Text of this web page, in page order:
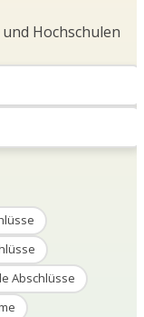
Hochschulen
Abschlüsse